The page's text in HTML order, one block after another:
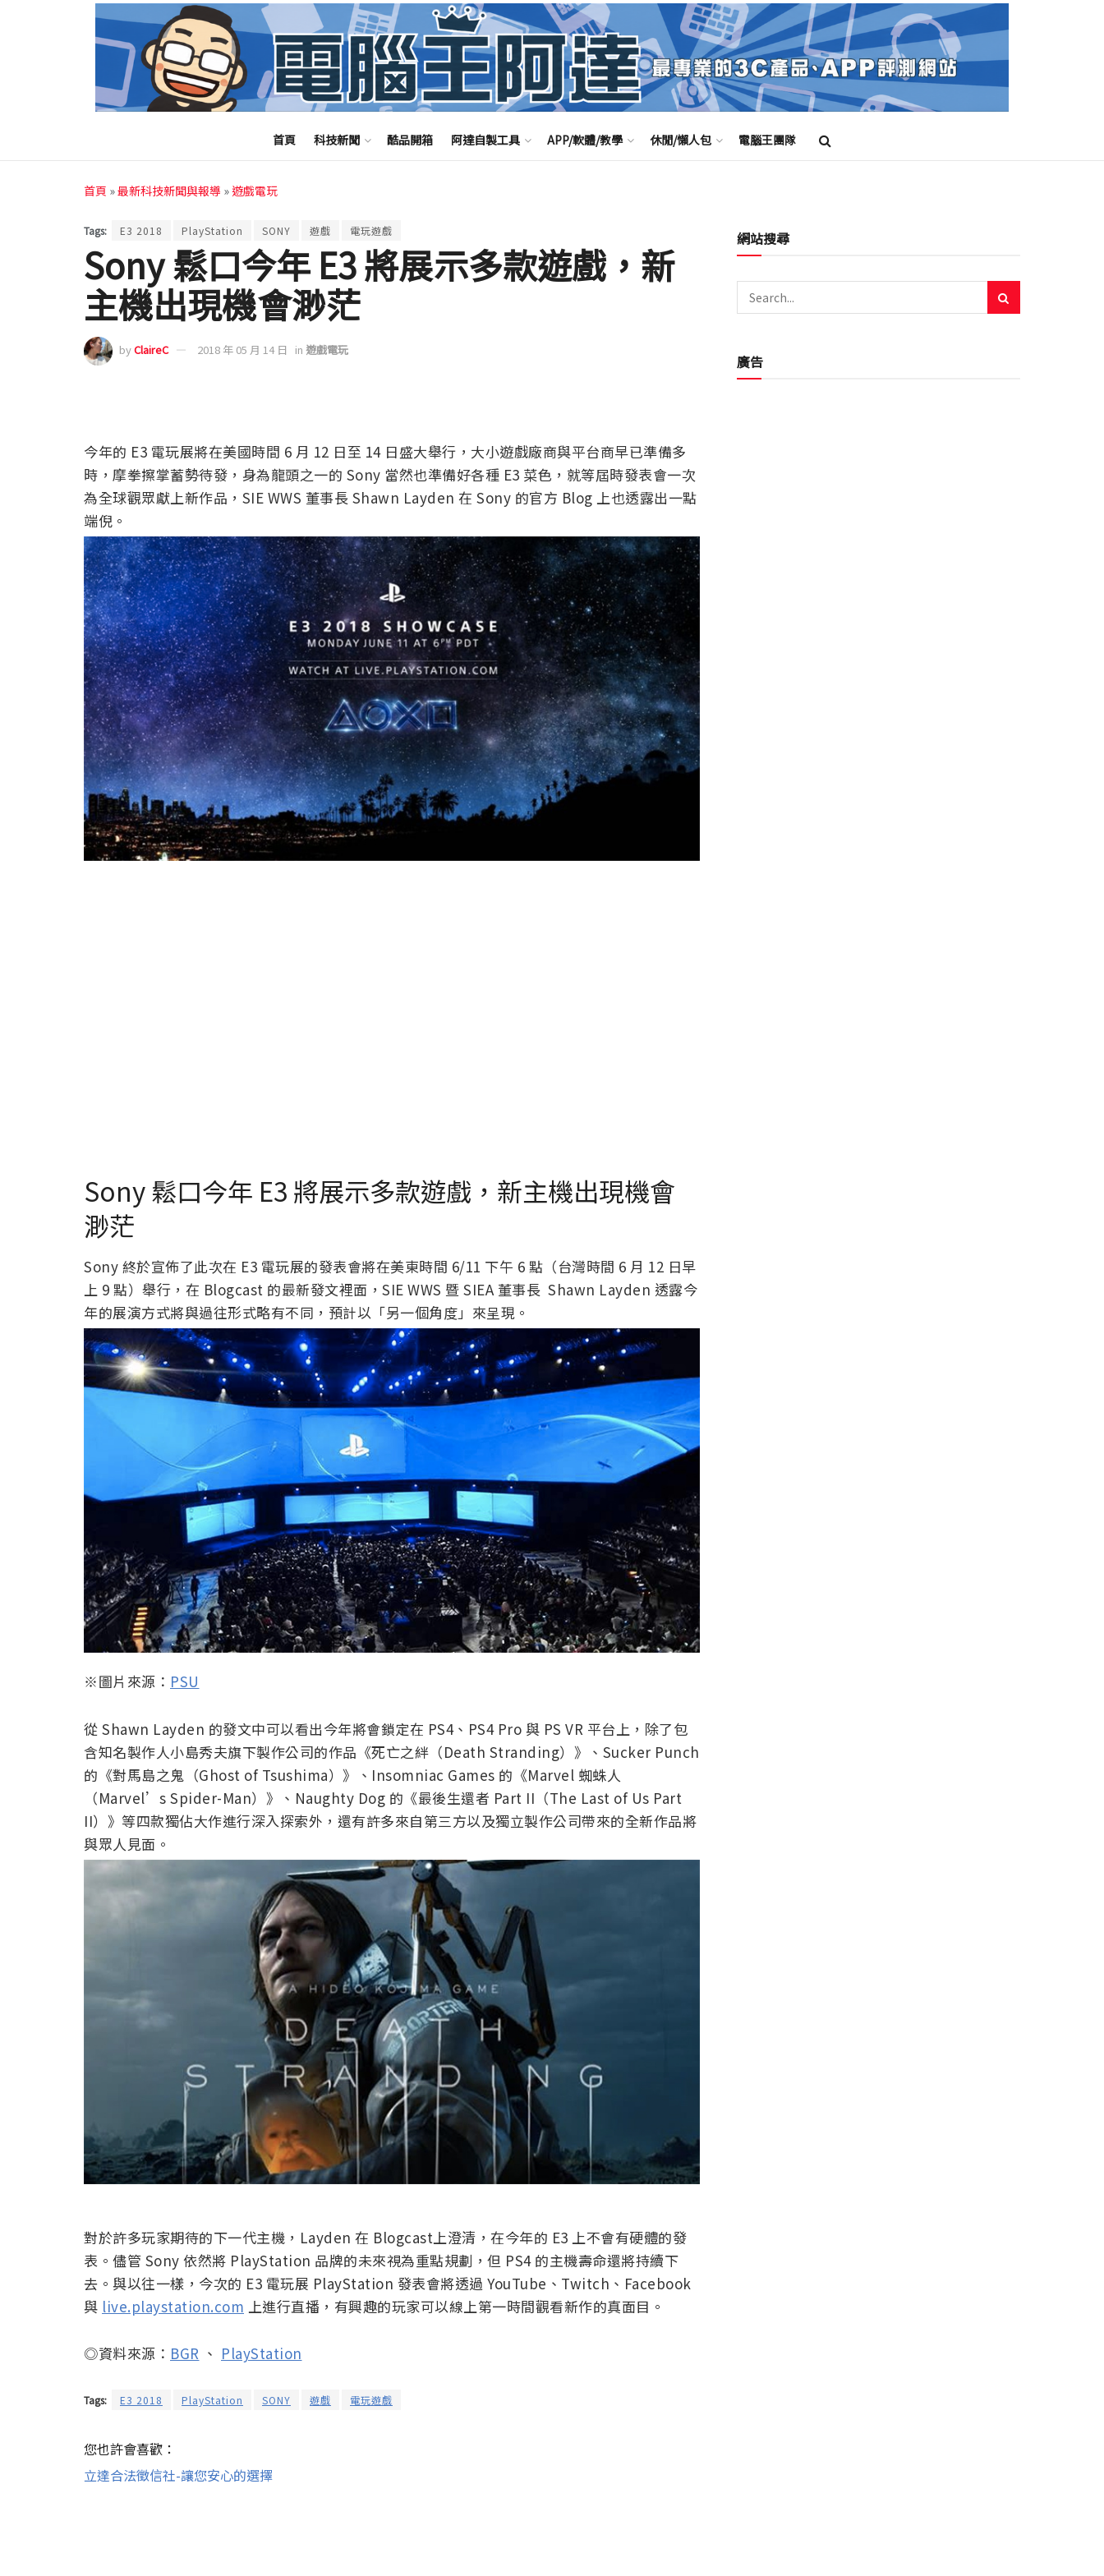
首頁 科技新聞 酷品開箱 阿達自製工具 APP/軟體/教學 休閒/懶人包 電腦王團隊
首頁 »最新科技新聞與報導 »遊戲電玩
Tags: E3 2018 PlayStation SONY 遊戲 電玩遊戲
Sony 鬆口今年 E3 將展示多款遊戲，新
主機出現機會渺茫
byClaireC 2018 年 05 月 14 日 in 遊戲電玩
今年的 E3 電玩展將在美國時間 6 月 12 日至 14 日盛大舉行，大小遊戲廠商與平台商早已準備多
時，摩拳擦掌蓄勢待發，身為龍頭之一的 Sony 當然也準備好各種 E3 菜色，就等屆時發表會一次
為全球觀眾獻上新作品，SIE WWS 董事長 Shawn Layden 在 Sony 的官方 Blog 上也透露出一點
端倪。
Sony 鬆口今年 E3 將展示多款遊戲，新主機出現機會
渺茫
Sony 終於宣佈了此次在 E3 電玩展的發表會將在美東時間 6/11 下午 6 點（台灣時間 6 月 12 日早
上 9 點）舉行，在 Blogcast 的最新發文裡面，SIE WWS 暨 SIEA 董事長 Shawn Layden 透露今
年的展演方式將與過往形式略有不同，預計以「另一個角度」來呈現。
※圖片來源： PSU
從 Shawn Layden 的發文中可以看出今年將會鎖定在 PS4、PS4 Pro 與 PS VR 平台上，除了包
含知名製作人小島秀夫旗下製作公司的作品《死亡之絆（Death Stranding）》、Sucker Punch
的《對馬島之鬼（Ghost of Tsushima）》、Insomniac Games 的《Marvel 蜘蛛人
（Marvel’s Spider-Man）》、Naughty Dog 的《最後生還者 Part II（The Last of Us Part
II）》等四款獨佔大作進行深入探索外，還有許多來自第三方以及獨立製作公司帶來的全新作品將
與眾人見面。
對於許多玩家期待的下一代主機，Layden 在 Blogcast上澄清，在今年的 E3 上不會有硬體的發
表。儘管 Sony 依然將 PlayStation 品牌的未來視為重點規劃，但 PS4 的主機壽命還將持續下
去。與以往一樣，今次的 E3 電玩展 PlayStation 發表會將透過 YouTube、Twitch、Facebook
與 live.playstation.com 上進行直播，有興趣的玩家可以線上第一時間觀看新作的真面目。
◎資料來源： BGR 、 PlayStation
Tags: E3 2018 PlayStation SONY 遊戲 電玩遊戲
您也許會喜歡：
立達合法徵信社-讓您安心的選擇
網站搜尋
廣告